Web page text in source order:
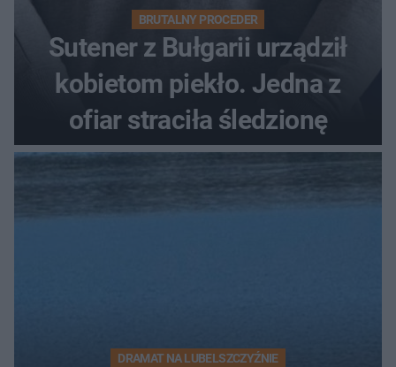
BRUTALNY PROCEDER
Sutener z Bułgarii urządził
kobietom piekło. Jedna z
ofiar straciła śledzionę
DRAMAT NA LUBELSZCZYŹNIE